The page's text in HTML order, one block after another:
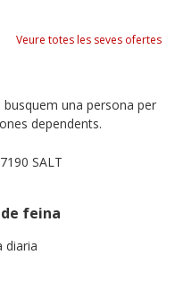
Veure totes les seves ofertes
una persona per
dependents.
SALT
feina
diaria